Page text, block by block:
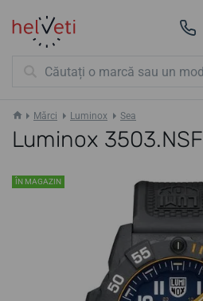
Mărci Luminox Sea
Luminox 3503.NSF
ÎN MAGAZIN